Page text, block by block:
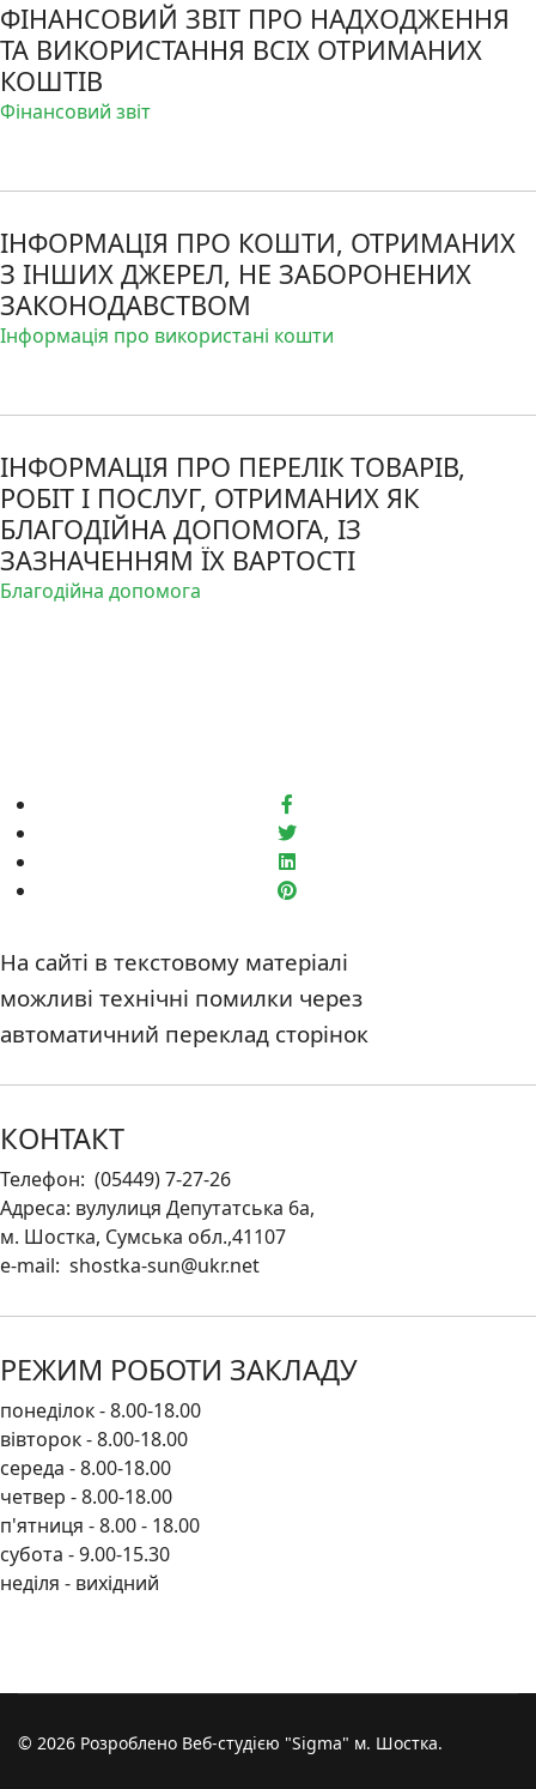
ФІНАНСОВИЙ ЗВІТ ПРО НАДХОДЖЕННЯ
ТА ВИКОРИСТАННЯ ВСІХ ОТРИМАНИХ
КОШТІВ
Фінансовий звіт
ІНФОРМАЦІЯ ПРО КОШТИ, ОТРИМАНИХ
З ІНШИХ ДЖЕРЕЛ, НЕ ЗАБОРОНЕНИХ
ЗАКОНОДАВСТВОМ
Інформація про використані кошти
ІНФОРМАЦІЯ ПРО ПЕРЕЛІК ТОВАРІВ,
РОБІТ І ПОСЛУГ, ОТРИМАНИХ ЯК
БЛАГОДІЙНА ДОПОМОГА, ІЗ
ЗАЗНАЧЕННЯМ ЇХ ВАРТОСТІ
Благодійна допомога
На сайті в текстовому матеріалі
можливі технічні помилки через
автоматичний переклад сторінок
КОНТАКТ
Телефон: (05449) 7-27-26
Адреса: вулулиця Депутатська 6а,
м. Шостка, Сумська обл.,41107
e-mail: shostka-sun@ukr.net
РЕЖИМ РОБОТИ ЗАКЛАДУ
понеділок - 8.00-18.00
вівторок - 8.00-18.00
середа - 8.00-18.00
четвер - 8.00-18.00
п'ятниця - 8.00 - 18.00
субота - 9.00-15.30
неділя - вихідний
© 2026 Розроблено Веб-студією "Sigma" м. Шостка.